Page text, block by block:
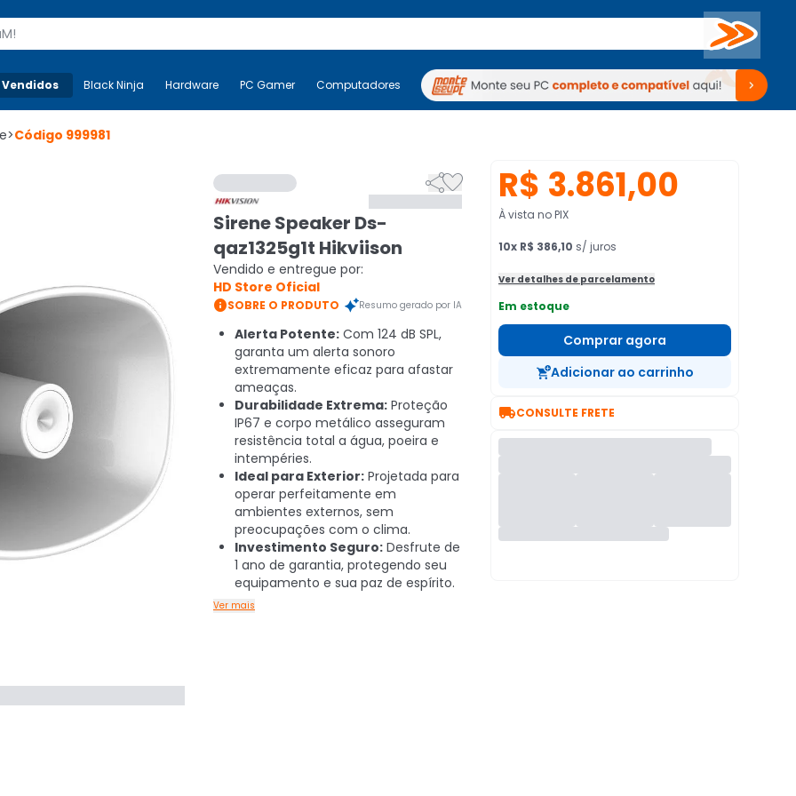
Buscar
Mais-v- Black Ninja Hardware PC Gamer Computadores Periféricos TV Venda no KaBuM!
Black Ninja Hardware PC Gamer Computadores Periféricos TV Venda no KaBuM!
>Código 999981

Sirene Speaker Ds-
qaz1325g1t Hikviison
Vendido e entregue por:
HD Store Oficial
SOBRE O PRODUTO Resumo gerado por IA
Alerta Potente: Com 124 dB SPL,
garanta um alerta sonoro
extremamente eficaz para afastar
ameaças.
Durabilidade Extrema: Proteção
IP67 e corpo metálico asseguram
resistência total a água, poeira e
intempéries.
Ideal para Exterior: Projetada para
operar perfeitamente em
ambientes externos, sem
preocupações com o clima.
Investimento Seguro: Desfrute de
1 ano de garantia, protegendo seu
equipamento e sua paz de espírito.
Ver mais
R$ 3.861,00
À vista no PIX
10x R$ 386,10 s/ juros
Ver detalhes de parcelamento
Em estoque
Comprar agora
Adicionar ao carrinho
CONSULTE FRETE